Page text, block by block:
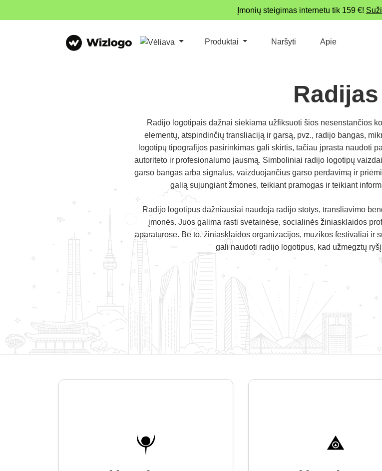
Įmonių steigimas internetu tik 159 €!
Produktai Naršyti Apie
Radijas
Radijo logotipais dažnai siekiama užfiksuoti šios nesenstančios
elementų, atspindinčių transliaciją ir garsą, pvz., radijo bangas,
logotipų tipografijos pasirinkimas gali skirtis, tačiau įprasta naudoti
autoriteto ir profesionalumo jausmą. Simboliniai radijo logotipų
garso bangas arba signalus, vaizduojančius garso perdavimą ir
galią sujungiant žmones, teikiant pramogas ir teikiant
Radijo logotipus dažniausiai naudoja radijo stotys, transliavimo
įmonės. Juos galima rasti svetainėse, socialinės žiniasklaidos
aparatūrose. Be to, žiniasklaidos organizacijos, muzikos festivaliai ir
gali naudoti radijo logotipus, kad užmegztų